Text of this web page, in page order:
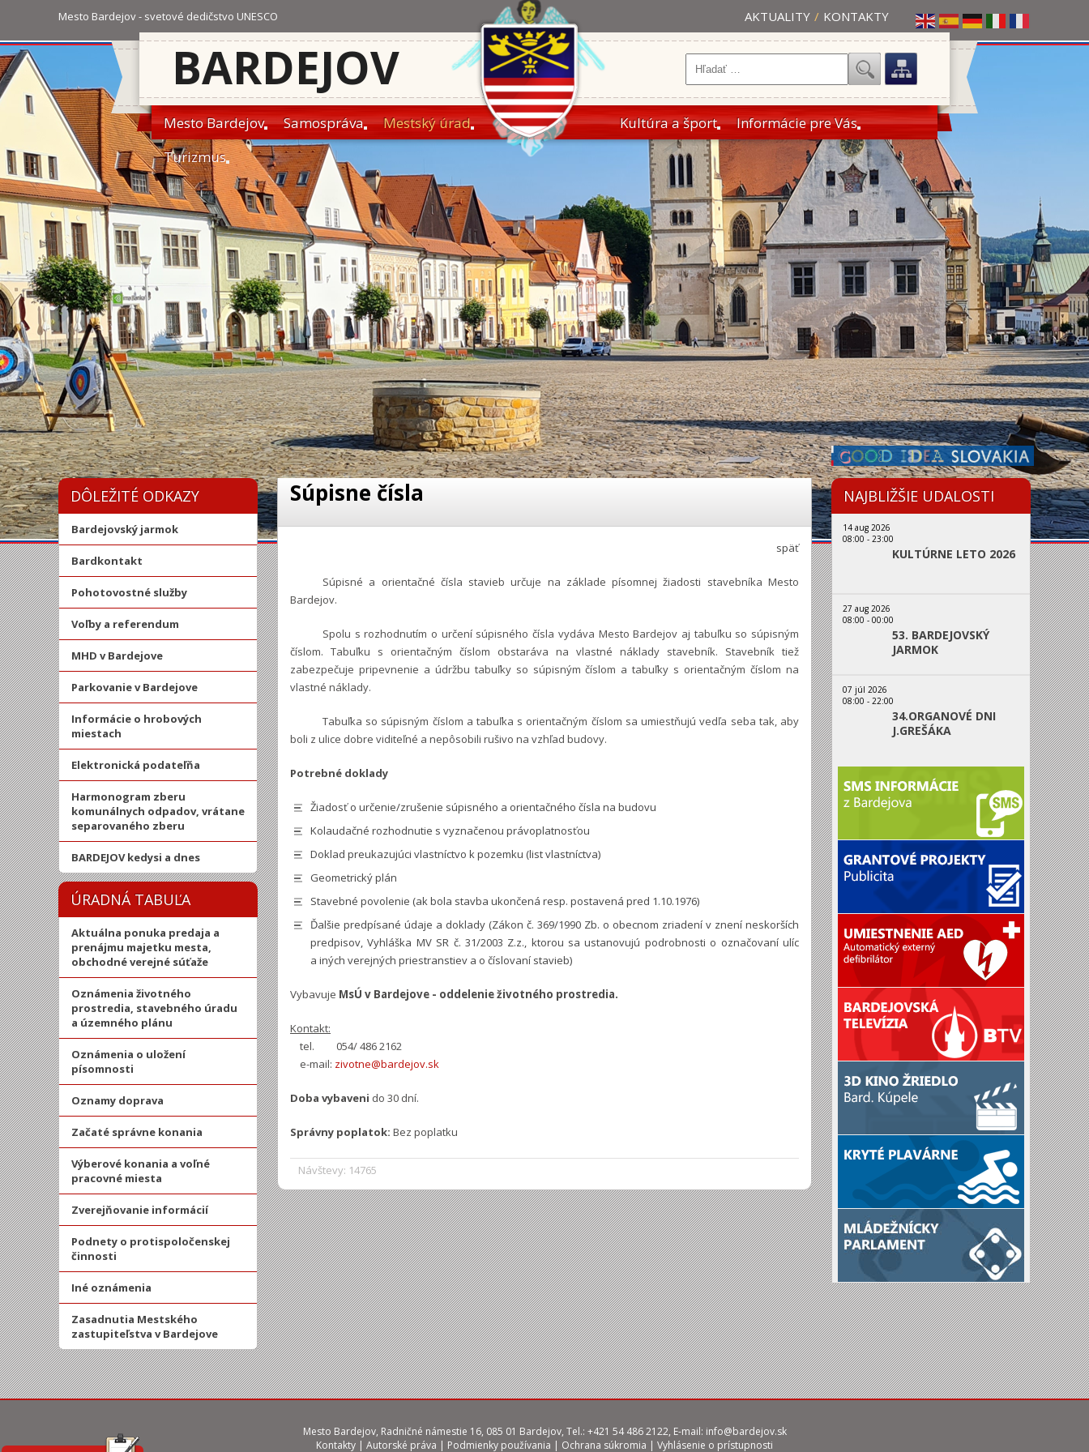
Mesto Bardejov - svetové dedičstvo UNESCO AKTUALITY / KONTAKTY
BARDEJOV
Mesto Bardejov Samospráva Mestský úrad Kultúra a šport
Informácie pre Vás
Turizmus
DÔLEŽITÉ ODKAZY
Bardejovský jarmok
Bardkontakt
Pohotovostné služby
Voľby a referendum
MHD v Bardejove
Parkovanie v Bardejove
Informácie o hrobových
miestach
Elektronická podateľňa
Harmonogram zberu
komunálnych odpadov, vrátane
separovaného zberu
BARDEJOV kedysi a dnes
ÚRADNÁ TABUĽA
Aktuálna ponuka predaja a
prenájmu majetku mesta,
obchodné verejné súťaže
Oznámenia životného
prostredia, stavebného úradu
a územného plánu
Oznámenia o uložení
písomnosti
Oznamy doprava
Začaté správne konania
Výberové konania a voľné
pracovné miesta
Zverejňovanie informácií
Podnety o protispoločenskej
činnosti
Iné oznámenia
Zasadnutia Mestského
zastupiteľstva v Bardejove
Súpisne čísla
Návštevy: 14765
späť
Súpisné a orientačné čísla stavieb určuje na základe písomnej žiadosti stavebníka Mesto
Bardejov.
Spolu s rozhodnutím o určení súpisného čísla vydáva Mesto Bardejov aj tabuľku so súpisným
číslom. Tabuľku s orientačným číslom obstaráva na vlastné náklady stavebník. Stavebník tiež
zabezpečuje pripevnenie a údržbu tabuľky so súpisným číslom a tabuľky s orientačným číslom na
vlastné náklady.
Tabuľka so súpisným číslom a tabuľka s orientačným číslom sa umiestňujú vedľa seba tak, aby
boli z ulice dobre viditeľné a nepôsobili rušivo na vzhľad budovy.
Potrebné doklady
Žiadosť o určenie/zrušenie súpisného a orientačného čísla na budovu
Kolaudačné rozhodnutie s vyznačenou právoplatnosťou
Doklad preukazujúci vlastníctvo k pozemku (list vlastníctva)
Geometrický plán
Stavebné povolenie (ak bola stavba ukončená resp. postavená pred 1.10.1976)
Ďalšie predpísané údaje a doklady (Zákon č. 369/1990 Zb. o obecnom zriadení v znení neskorších
predpisov, Vyhláška MV SR č. 31/2003 Z.z., ktorou sa ustanovujú podrobnosti o označovaní ulíc
a iných verejných priestranstiev a o číslovaní stavieb)
Vybavuje MsÚ v Bardejove - oddelenie životného prostredia.
Kontakt:
tel. 054/ 486 2162
e-mail: zivotne@bardejov.sk
Doba vybaveni do 30 dní.
Správny poplatok: Bez poplatku
NAJBLIŽŠIE UDALOSTI
14 aug 2026
08:00 - 23:00
KULTÚRNE LETO 2026
27 aug 2026
08:00 - 00:00
53. BARDEJOVSKÝ
JARMOK
07 júl 2026
08:00 - 22:00
34.ORGANOVÉ DNI
J.GREŠÁKA
Mesto Bardejov, Radničné námestie 16, 085 01 Bardejov, Tel.: +421 54 486 2122, E-mail: info@bardejov.sk
Kontakty | Autorské práva | Podmienky používania | Ochrana súkromia | Vyhlásenie o prístupnosti